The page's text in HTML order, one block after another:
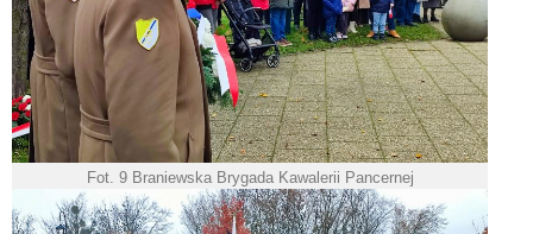
Fot. 9 Braniewska Brygada Kawalerii Pancernej